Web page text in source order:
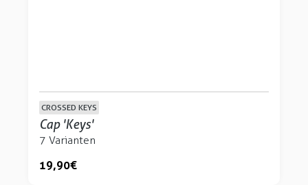
CROSSED KEYS
Cap 'Keys'
7 Varianten
19,90 €